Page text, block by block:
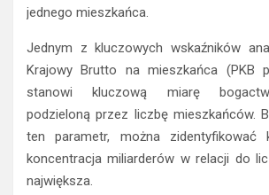
jednego mieszkańca.
Jednym z kluczowych wskaźników
Krajowy Brutto na mieszkańca (PKB
stanowi kluczową miarę
podzieloną przez liczbę mieszkańców.
ten parametr, można zidentyfikować
koncentracja miliarderów w relacji do
największa.